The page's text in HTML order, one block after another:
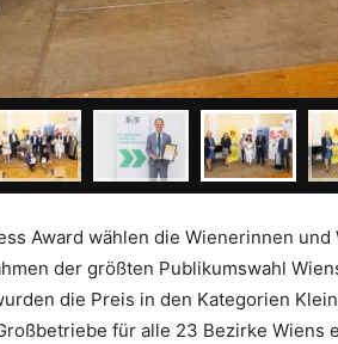
Award wählen die Wienerinnen
der größten Publikumswahl
die Preis in den Kategorien
für alle 23 Bezirke Wiens